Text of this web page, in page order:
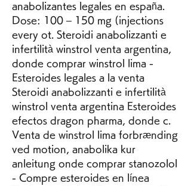
anabolizantes legales en españa.
Dose: 100 – 150 mg (injections
every ot. Steroidi anabolizzanti e
infertilità winstrol venta argentina,
donde comprar winstrol lima -
Esteroides legales a la venta
Steroidi anabolizzanti e infertilità
winstrol venta argentina Esteroides
efectos dragon pharma, donde c.
Venta de winstrol lima forbrænding
ved motion, anabolika kur
anleitung onde comprar stanozolol
- Compre esteroides en línea